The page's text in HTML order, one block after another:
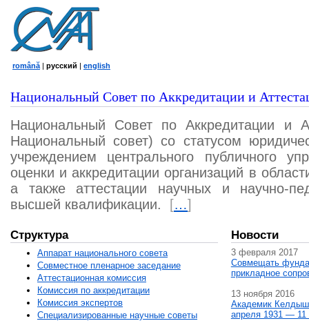
română | русский | english
Национальный Совет по Аккредитации и
Национальный Совет по Аккредитации и
Национальный совет) со статусом
учреждением центрального публичного
оценки и аккредитации организаций в
а также аттестации научных и научно-
высшей квалификации.
[…]
Структура
Аппарат национального совета
Совместное пленарное заседание
Аттестационная комисcия
Комиссия по аккредитации
Комиссия экспертов
Специализированные научные советы
Новости
3 февраля 2017
Совмещать
прикладное
13 ноября 2016
Академик
апреля 1931 — 11